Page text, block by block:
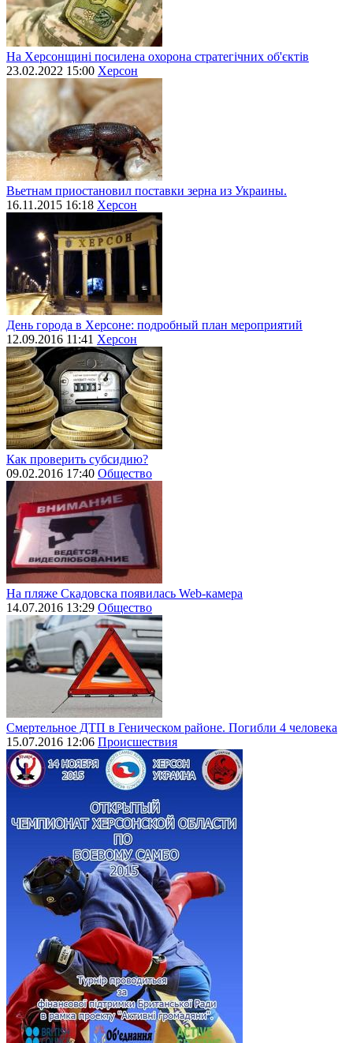
На Херсонщині посилена охорона стратегічних об'єктів
23.02.2022 15:00 Херсон
Вьетнам приостановил поставки зерна из Украины.
16.11.2015 16:18 Херсон
День города в Херсоне: подробный план мероприятий
12.09.2016 11:41 Херсон
Как проверить субсидию?
09.02.2016 17:40 Общество
На пляже Скадовска появилась Web-камера
14.07.2016 13:29 Общество
Смертельное ДТП в Геническом районе. Погибли 4 человека
15.07.2016 12:06 Происшествия